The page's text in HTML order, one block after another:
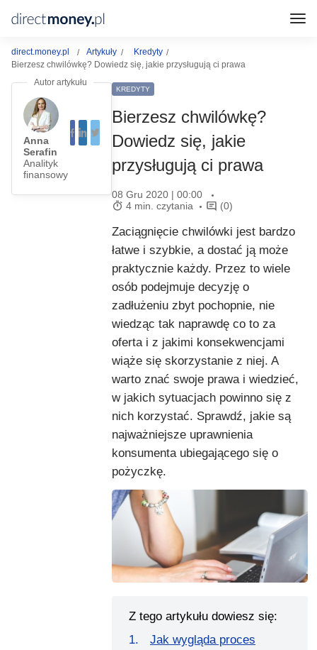
direct.money.pl Artykuły
Kredyty
Bierzesz chwilówkę? Dowiedz się, jakie przysługują ci prawa
Anna
Serafin
Analityk
finansowy
KREDYTY
Bierzesz chwilówkę?
Dowiedz się, jakie
przysługują ci prawa
08 Gru 2020 | 00:00
4 min. czytania
(0)
Zaciągnięcie chwilówki jest bardzo
łatwe i szybkie, a dostać ją może
praktycznie każdy. Przez to wiele
osób podejmuje decyzję o
zadłużeniu zbyt pochopnie, nie
wiedząc tak naprawdę co to za
oferta i z jakimi konsekwencjami
wiąże się skorzystanie z niej. A
warto znać swoje prawa i wiedzieć,
w jakich sytuacjach powinno się z
nich korzystać. Sprawdź, jakie są
najważniejsze uprawnienia
konsumenta ubiegającego się o
pożyczkę.
Z tego artykułu dowiesz się:
Jak wygląda proces